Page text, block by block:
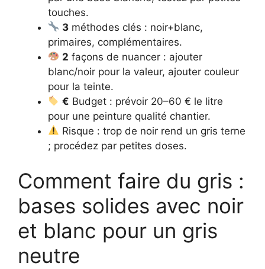
touches.
3 méthodes clés : noir+blanc,
primaires, complémentaires.
2 façons de nuancer : ajouter
blanc/noir pour la valeur, ajouter couleur
pour la teinte.
€ Budget : prévoir 20–60 € le litre
pour une peinture qualité chantier.
Risque : trop de noir rend un gris terne
; procédez par petites doses.
Comment faire du gris :
bases solides avec noir
et blanc pour un gris
neutre